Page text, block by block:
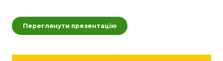
Переглянути презентацію